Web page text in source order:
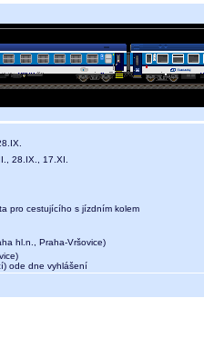
28.IX., 17.XI.
pro cestujícího s jízdním kolem
hl.n., Praha-Vršovice)
ode dne vyhlášení